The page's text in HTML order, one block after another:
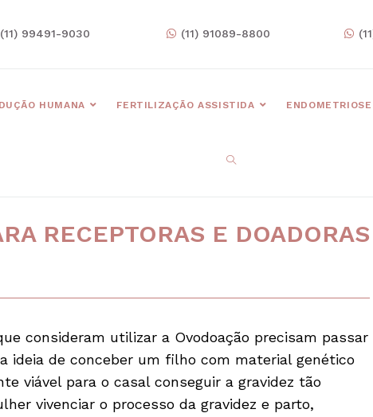
(11) 99491-9030 (11) 91089-8800
HUMANA FERTILIZAÇÃO ASSISTIDA ENDOMETRIOSE
RECEPTORAS E DOADORAS
consideram utilizar a Ovodoação precisam passar
ideia de conceber um filho com material genético
viável para o casal conseguir a gravidez tão
vivenciar o processo da gravidez e parto,